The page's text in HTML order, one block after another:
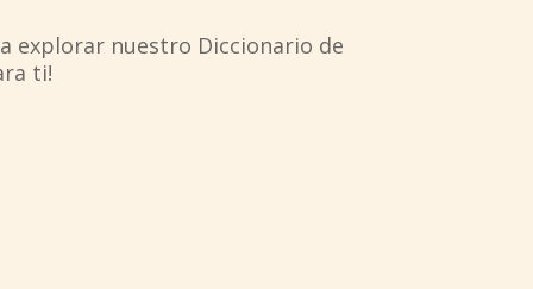
explorar nuestro Diccionario de
ti!